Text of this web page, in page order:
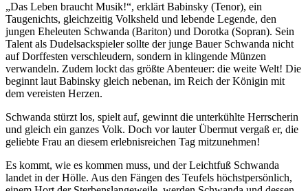
„Das Leben braucht Musik!“, erklärt Babinsky (Tenor), ein
Taugenichts, gleichzeitig Volksheld und lebende Legende, den
jungen Eheleuten Schwanda (Bariton) und Dorotka (Sopran). Sein
Talent als Dudelsackspieler sollte der junge Bauer Schwanda nicht
auf Dorffesten verschleudern, sondern in klingende Münzen
verwandeln. Zudem lockt das größte Abenteuer: die weite Welt! Die
beginnt laut Babinsky gleich nebenan, im Reich der Königin mit
dem vereisten Herzen.
Schwanda stürzt los, spielt auf, gewinnt die unterkühlte Herrscherin
und gleich ein ganzes Volk. Doch vor lauter Übermut vergaß er, die
geliebte Frau an diesem erlebnisreichen Tag mitzunehmen!
Es kommt, wie es kommen muss, und der Leichtfuß Schwanda
landet in der Hölle. Aus den Fängen des Teufels höchstpersönlich,